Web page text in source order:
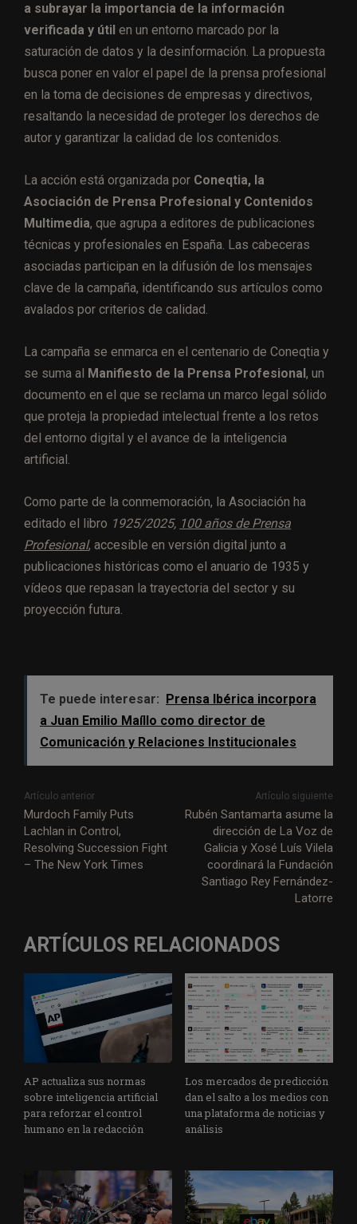
a subrayar la importancia de la información
verificada y útil en un entorno marcado por la
saturación de datos y la desinformación. La propuesta
busca poner en valor el papel de la prensa profesional
en la toma de decisiones de empresas y directivos,
resaltando la necesidad de proteger los derechos de
autor y garantizar la calidad de los contenidos.
La acción está organizada por Coneqtia, la
Asociación de Prensa Profesional y Contenidos
Multimedia, que agrupa a editores de publicaciones
técnicas y profesionales en España. Las cabeceras
asociadas participan en la difusión de los mensajes
clave de la campaña, identificando sus artículos como
avalados por criterios de calidad.
La campaña se enmarca en el centenario de Coneqtia y
se suma al Manifiesto de la Prensa Profesional , un
documento en el que se reclama un marco legal sólido
que proteja la propiedad intelectual frente a los retos
del entorno digital y el avance de la inteligencia
artificial.
Como parte de la conmemoración, la Asociación ha
editado el libro 1925/2025, 100 años de Prensa
Profesional, accesible en versión digital junto a
publicaciones históricas como el anuario de 1935 y
vídeos que repasan la trayectoria del sector y su
proyección futura.
Te puede interesar:
Prensa Ibérica incorpora
a Juan Emilio Maíllo como director de
Comunicación y Relaciones Institucionales
Artículo anterior
Murdoch Family Puts
Lachlan in Control,
Resolving Succession Fight
– The New York Times
Artículo siguiente
Rubén Santamarta asume la
dirección de La Voz de
Galicia y Xosé Luís Vilela
coordinará la Fundación
Santiago Rey Fernández-
Latorre
ARTÍCULOS RELACIONADOS
AP actualiza sus normas
sobre inteligencia artificial
para reforzar el control
humano en la redacción
Los mercados de predicción
dan el salto a los medios con
una plataforma de noticias y
análisis